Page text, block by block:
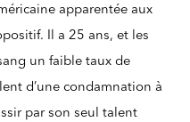
apparentée aux
Il a 25 ans, et les
un faible taux de
d’une condamnation à
par son seul talent